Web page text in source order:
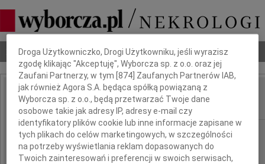
Nekrologi Odeszli Poradnik pogrzebowy
IMIĘ I NAZWISKO: Ewa Nowicka
REGION: Poznań
DATA EMISJI: 14.02.2025
Dbamy o Twoją prywatność
Droga Użytkowniczko, Drogi Użytkowniku, jeśli wyrazisz
zgodę klikając "Akceptuję", Wyborcza sp. z o.o. oraz jej
Zaufani Partnerzy, w tym [874] Zaufanych Partnerów IAB,
jak również Agora S.A. będąca spółką powiązaną z
Wyborcza sp. z o.o., będą przetwarzać Twoje dane
osobowe takie jak adresy IP, adresy e-mail czy
identyfikatory plików cookie lub inne informacje zapisane w
tych plikach do celów marketingowych, w szczególności
na potrzeby wyświetlania reklam dopasowanych do
Twoich zainteresowań i preferencji w swoich serwisach,